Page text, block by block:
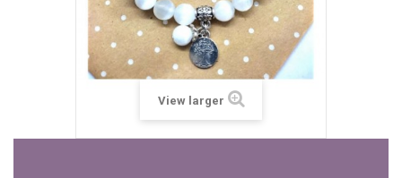
View larger